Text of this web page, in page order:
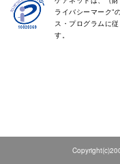
ライバシーマーク”
ス・プログラムに
す。